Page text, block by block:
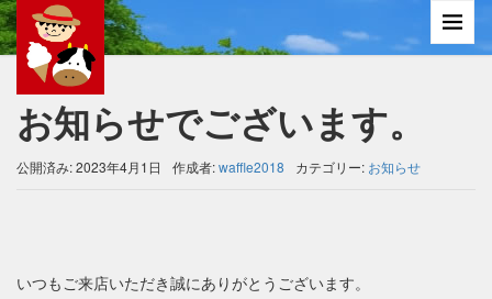
お知らせでございます。
公開済み: 2023年4月1日 作成者:waffle2018 カテゴリー: お知らせ
いつもご来店いただき誠にありがとうございます。